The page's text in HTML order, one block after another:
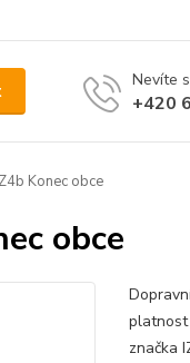
Nevíte
+420
Konec obce
obce
platnost
značka